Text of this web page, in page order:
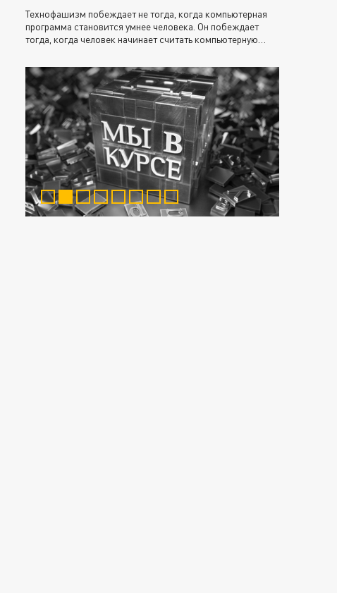
Технофашизм побеждает не тогда, когда компьютерная
программа становится умнее человека. Он побеждает
тогда, когда человек начинает считать компьютерную